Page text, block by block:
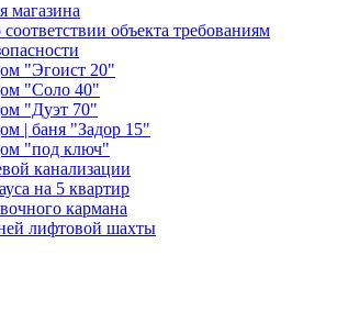
магазина
объекта требованиям
"Эгоист 20"
"Соло 40"
"Дуэт 70"
| баня "Задор 15"
"под ключ"
канализации
на 5 квартир
кармана
лифтовой шахты